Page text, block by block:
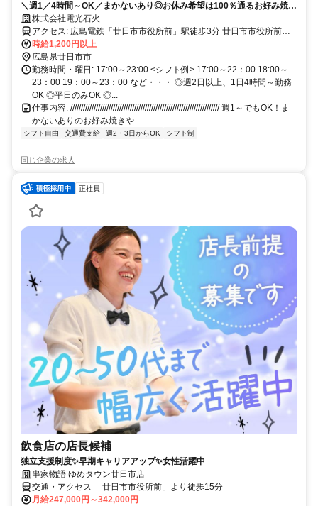
＼週1／4時間～OK／まかないあり◎お休み希望は100％通るお好み焼き
のスタッフ◎時給1,200円～◎
株式会社電光石火
アクセス: 広島電鉄「廿日市市役所前」駅徒歩3分 廿日市市役所前駅
（平良）から313m
時給1,200円以上
広島県廿日市市
勤務時間・曜日: 17:00～23:00 <シフト例> 17:00～22：00 18:00～
23：00 19：00～23：00 など・・・ ◎週2日以上、1日4時間～勤務
OK ◎平日のみOK ◎...
仕事内容: ////////////////////////////////////////////////////////////////////// 週1～でもOK！ま
かないありのお好み焼きや...
シフト自由 交通費支給 週2・3日からOK シフト制
同じ企業の求人
正社員
飲食店の店長候補
独立支援制度✨早期キャリアアップ✨女性活躍中
串家物語 ゆめタウン廿日市店
交通・アクセス 「廿日市市役所前」より徒歩15分
月給247,000円～342,000円